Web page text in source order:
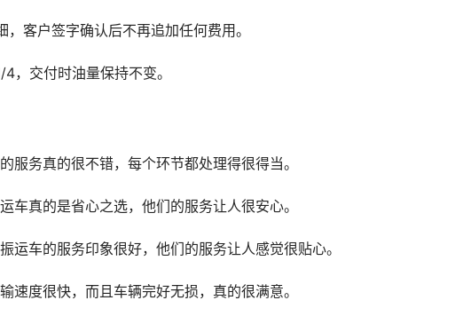
客户签字确认后不再追加任何费用。
，交付时油量保持不变。
服务真的很不错，每个环节都处理得很得当。
车真的是省心之选，他们的服务让人很安心。
运车的服务印象很好，他们的服务让人感觉很贴心。
速度很快，而且车辆完好无损，真的很满意。